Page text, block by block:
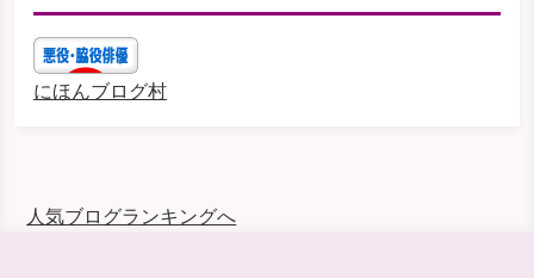
にほんブログ村
人気ブログランキングへ